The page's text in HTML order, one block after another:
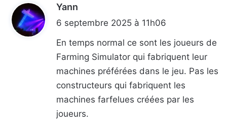
Yann
i
:
6 septembre 2025 à 11h06
En temps normal ce sont les joueurs de
Farming Simulator qui fabriquent leur
machines préférées dans le jeu. Pas les
constructeurs qui fabriquent les
machines farfelues créées par les
joueurs.